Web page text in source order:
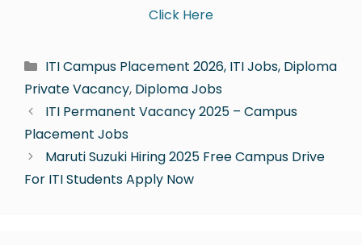
Click Here
ITI Campus Placement 2026, ITI Jobs, Diploma
Private Vacancy, Diploma Jobs
ITI Permanent Vacancy 2025 – Campus
Placement Jobs
Maruti Suzuki Hiring 2025 Free Campus Drive
For ITI Students Apply Now